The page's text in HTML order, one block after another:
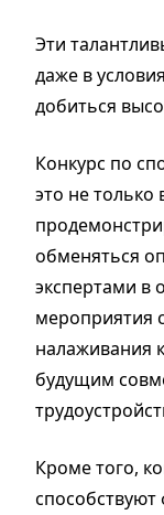
Эти
даже в
добиться
Конкурс по
это не
обменяться
экспертами в
мероприятия
налаживания
будущим
Кроме того,